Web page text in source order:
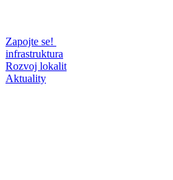
Zapojte se!
infrastruktura
Rozvoj lokalit
Aktuality